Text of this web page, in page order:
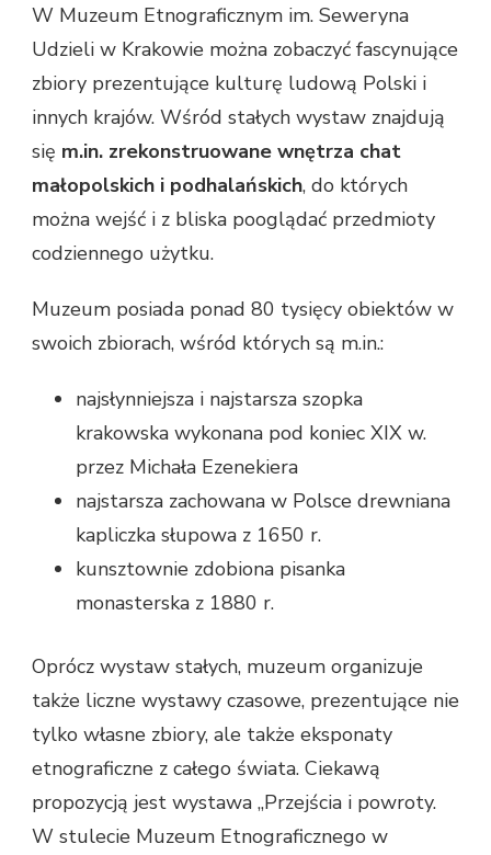
W Muzeum Etnograficznym im. Seweryna
Udzieli w Krakowie można zobaczyć fascynujące
zbiory prezentujące kulturę ludową Polski i
innych krajów. Wśród stałych wystaw znajdują
się m.in. zrekonstruowane wnętrza chat
małopolskich i podhalańskich, do których
można wejść i z bliska pooglądać przedmioty
codziennego użytku.
Muzeum posiada ponad 80 tysięcy obiektów w
swoich zbiorach, wśród których są m.in.:
najsłynniejsza i najstarsza szopka
krakowska wykonana pod koniec XIX w.
przez Michała Ezenekiera
najstarsza zachowana w Polsce drewniana
kapliczka słupowa z 1650 r.
kunsztownie zdobiona pisanka
monasterska z 1880 r.
Oprócz wystaw stałych, muzeum organizuje
także liczne wystawy czasowe, prezentujące nie
tylko własne zbiory, ale także eksponaty
etnograficzne z całego świata. Ciekawą
propozycją jest wystawa „Przejścia i powroty.
W stulecie Muzeum Etnograficznego w